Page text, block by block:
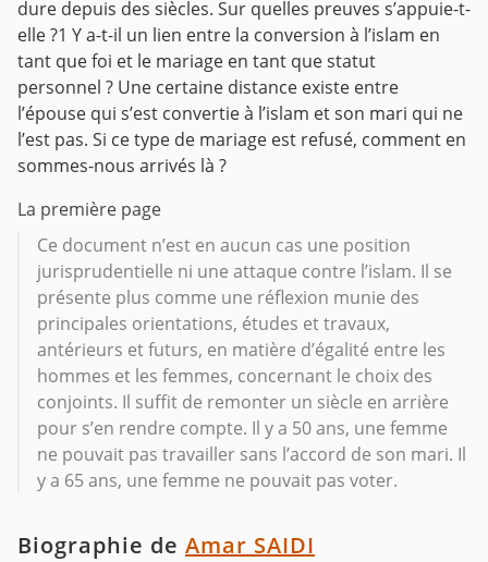
dure depuis des siècles. Sur quelles preuves s’appuie-t-
elle ?1 Y a-t-il un lien entre la conversion à l’islam en
tant que foi et le mariage en tant que statut
personnel ? Une certaine distance existe entre
l’épouse qui s’est convertie à l’islam et son mari qui ne
l’est pas. Si ce type de mariage est refusé, comment en
sommes-nous arrivés là ?
La première page
Ce document n’est en aucun cas une position
jurisprudentielle ni une attaque contre l’islam. Il se
présente plus comme une réflexion munie des
principales orientations, études et travaux,
antérieurs et futurs, en matière d’égalité entre les
hommes et les femmes, concernant le choix des
conjoints. Il suffit de remonter un siècle en arrière
pour s’en rendre compte. Il y a 50 ans, une femme
ne pouvait pas travailler sans l’accord de son mari. Il
y a 65 ans, une femme ne pouvait pas voter.
Biographie de Amar SAIDI